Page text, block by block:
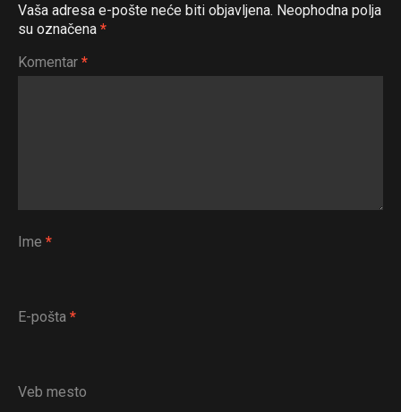
Vaša adresa e-pošte neće biti objavljena. Neophodna polja
su označena *
Komentar *
Ime *
E-pošta *
Veb mesto